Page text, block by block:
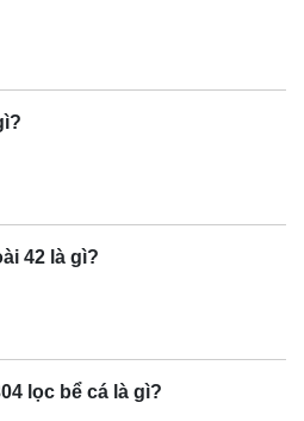
42 là gì?
lọc bể cá là gì?